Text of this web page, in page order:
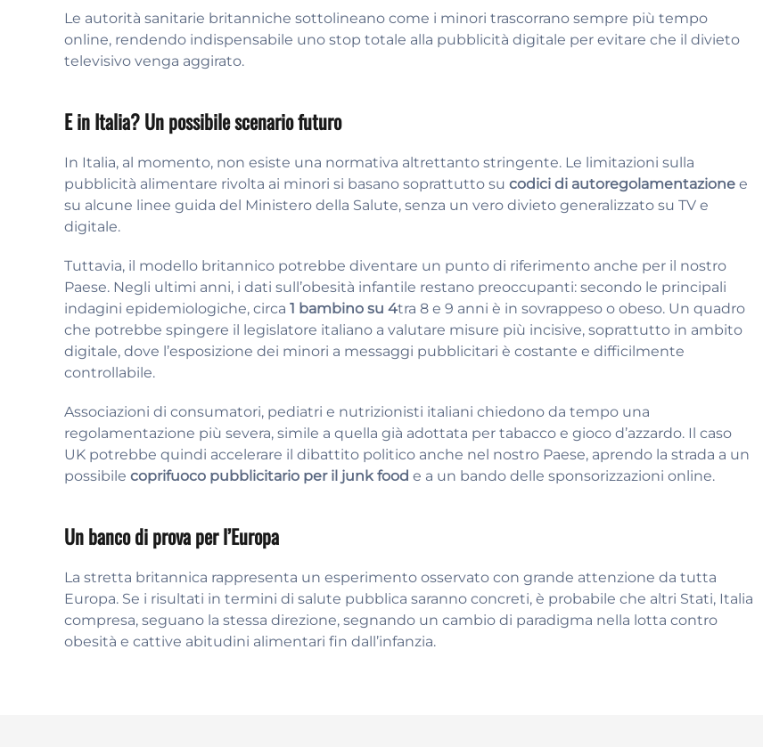
Le autorità sanitarie britanniche sottolineano come i minori trascorrano sempre più tempo
online, rendendo indispensabile uno stop totale alla pubblicità digitale per evitare che il divieto
televisivo venga aggirato.
E in Italia? Un possibile scenario futuro
In Italia, al momento, non esiste una normativa altrettanto stringente. Le limitazioni sulla
pubblicità alimentare rivolta ai minori si basano soprattutto su codici di autoregolamentazione e
su alcune linee guida del Ministero della Salute, senza un vero divieto generalizzato su TV e
digitale.
Tuttavia, il modello britannico potrebbe diventare un punto di riferimento anche per il nostro
Paese. Negli ultimi anni, i dati sull’obesità infantile restano preoccupanti: secondo le principali
indagini epidemiologiche, circa 1 bambino su 4tra 8 e 9 anni è in sovrappeso o obeso. Un quadro
che potrebbe spingere il legislatore italiano a valutare misure più incisive, soprattutto in ambito
digitale, dove l’esposizione dei minori a messaggi pubblicitari è costante e difficilmente
controllabile.
Associazioni di consumatori, pediatri e nutrizionisti italiani chiedono da tempo una
regolamentazione più severa, simile a quella già adottata per tabacco e gioco d’azzardo. Il caso
UK potrebbe quindi accelerare il dibattito politico anche nel nostro Paese, aprendo la strada a un
possibile coprifuoco pubblicitario per il junk food e a un bando delle sponsorizzazioni online.
Un banco di prova per l’Europa
La stretta britannica rappresenta un esperimento osservato con grande attenzione da tutta
Europa. Se i risultati in termini di salute pubblica saranno concreti, è probabile che altri Stati, Italia
compresa, seguano la stessa direzione, segnando un cambio di paradigma nella lotta contro
obesità e cattive abitudini alimentari fin dall’infanzia.